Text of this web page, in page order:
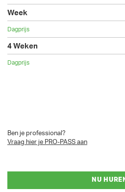
Ben je professional?
Vraag hier je PRO-PASS aan
NU